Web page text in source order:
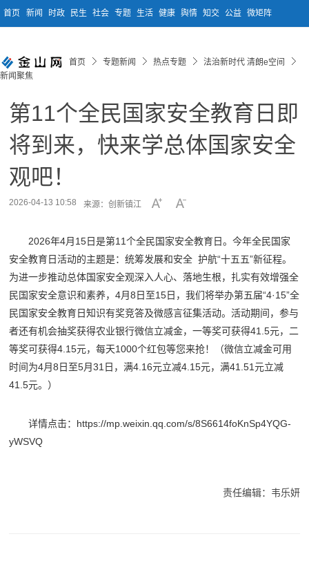
首页 新闻 时政 民生 社会 专题 生活 健康 舆情 知交 公益 微矩阵
首页 专题新闻 热点专题
法治新时代 清朗e空间
新闻聚焦
第11个全民国家安全教育日即
将到来，快来学总体国家安全
观吧！
2026-04-13 10:58 来源：创新镇江
2026年4月15日是第11个全民国家安全教育日。今年全民国家
安全教育日活动的主题是：统筹发展和安全 护航“十五五”新征程。
为进一步推动总体国家安全观深入人心、落地生根，扎实有效增强全
民国家安全意识和素养，4月8日至15日，我们将举办第五届“4·15”全
民国家安全教育日知识有奖竞答及微感言征集活动。活动期间，参与
者还有机会抽奖获得农业银行微信立减金，一等奖可获得41.5元，二
等奖可获得4.15元，每天1000个红包等您来抢！（微信立减金可用
时间为4月8日至5月31日，满4.16元立减4.15元，满41.51元立减
41.5元。）
详情点击：https://mp.weixin.qq.com/s/8S6614foKnSp4YQG-
yWSVQ
责任编辑：韦乐妍